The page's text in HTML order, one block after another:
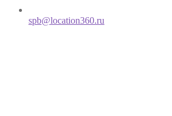
spb@location360.ru